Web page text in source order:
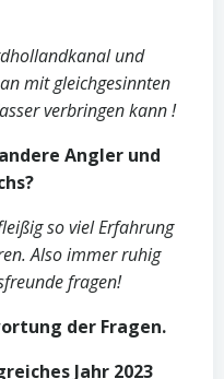
und
mit gleichgesinnten
verbringen kann !
Angler und
so viel Erfahrung
Also immer ruhig
fragen!
der Fragen.
Jahr 2023